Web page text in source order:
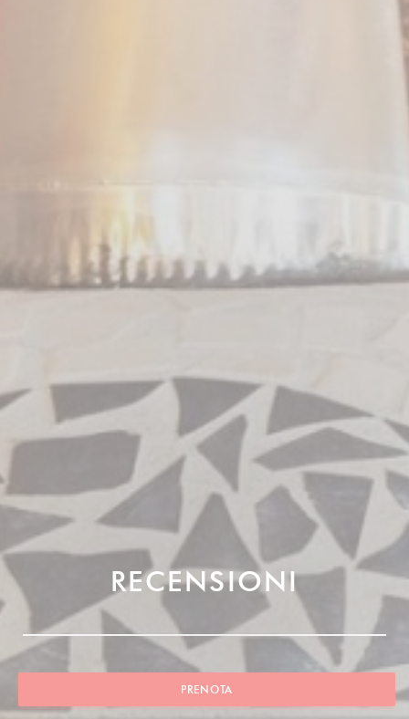
RECENSIONI
PRENOTA